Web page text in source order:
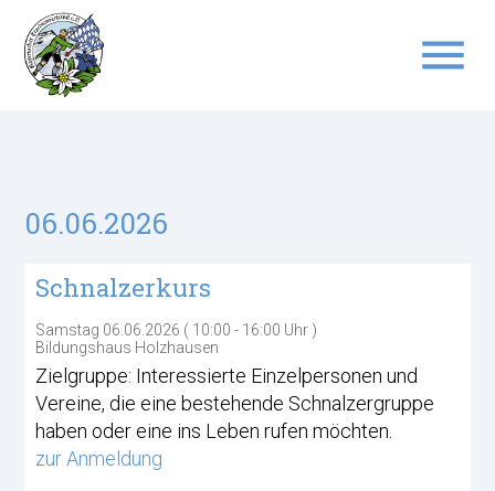
menu
06.06.2026
Schnalzerkurs
Samstag 06.06.2026 ( 10:00 - 16:00 Uhr )
Bildungshaus Holzhausen
Zielgruppe: Interessierte Einzelpersonen und
Vereine, die eine bestehende Schnalzergruppe
haben oder eine ins Leben rufen möchten.
zur Anmeldung